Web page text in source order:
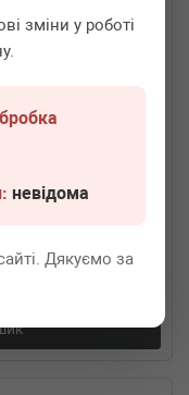
зміни у роботі
невідома
Дякуємо за